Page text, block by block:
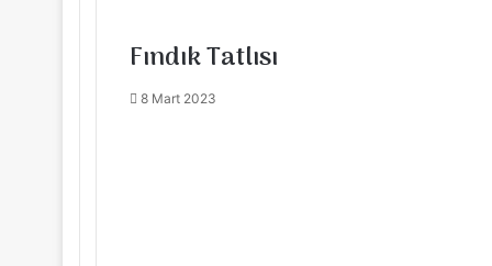
Fındık Tatlısı
8 Mart 2023